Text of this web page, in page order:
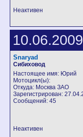
Неактивен
Snaryad
Сибиховод
Настоящее имя: Юрий
Мотоцикл(ы):
Откуда: Москва ЗАО
Зарегистрирован:
Сообщений: 45
Неактивен